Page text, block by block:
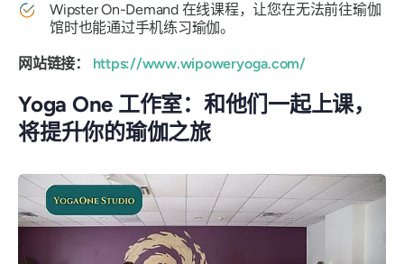
Wipster On-Demand 在线课程，让您在无法前往瑜伽
馆时也能通过手机练习瑜伽。
网站链接： https://www.wipoweryoga.com/
Yoga One 工作室：和他们一起上课，
将提升你的瑜伽之旅